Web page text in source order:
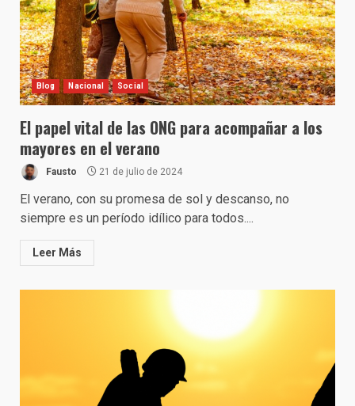
Blog Nacional Social
El papel vital de las ONG para acompañar a los
mayores en el verano
Fausto 21 de julio de 2024
El verano, con su promesa de sol y descanso, no
siempre es un período idílico para todos....
Leer Más